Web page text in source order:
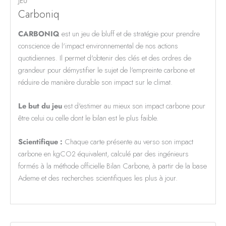
Carboniq
CARBONIQ est un jeu de bluff et de stratégie pour prendre
conscience de l'impact environnemental de nos actions
quotidiennes. Il permet d'obtenir des clés et des ordres de
grandeur pour démystifier le sujet de l'empreinte carbone et
réduire de manière durable son impact sur le climat.
Le but du jeuest d'estimer au mieux son impact carbone pour
être celui ou celle dont le bilan est le plus faible.
Scientifique : Chaque carte présente au verso son impact
carbone en kgCO2 équivalent, calculé par des ingénieurs
formés à la méthode officielle Bilan Carbone, à partir de la base
Ademe et des recherches scientifiques les plus à jour.